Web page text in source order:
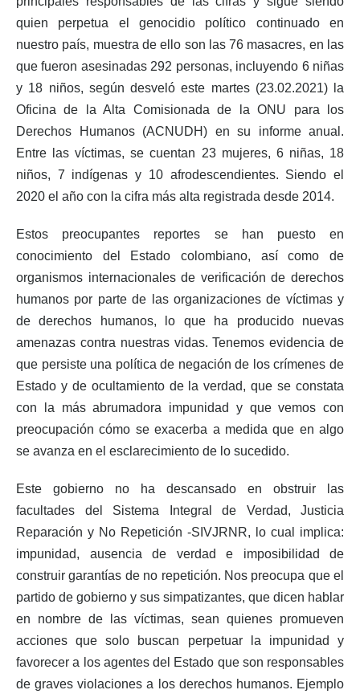
quien perpetua el genocidio político continuado en
nuestro país, muestra de ello son las 76 masacres, en las
que fueron asesinadas 292 personas, incluyendo 6 niñas
y 18 niños, según desveló este martes (23.02.2021) la
Oficina de la Alta Comisionada de la ONU para los
Derechos Humanos (ACNUDH) en su informe anual.
Entre las víctimas, se cuentan 23 mujeres, 6 niñas, 18
niños, 7 indígenas y 10 afrodescendientes. Siendo el
2020 el año con la cifra más alta registrada desde 2014.
Estos preocupantes reportes se han puesto en
conocimiento del Estado colombiano, así como de
organismos internacionales de verificación de derechos
humanos por parte de las organizaciones de víctimas y
de derechos humanos, lo que ha producido nuevas
amenazas contra nuestras vidas. Tenemos evidencia de
que persiste una política de negación de los crímenes de
Estado y de ocultamiento de la verdad, que se constata
con la más abrumadora impunidad y que vemos con
preocupación cómo se exacerba a medida que en algo
se avanza en el esclarecimiento de lo sucedido.
Este gobierno no ha descansado en obstruir las
facultades del Sistema Integral de Verdad, Justicia
Reparación y No Repetición -SIVJRNR, lo cual implica:
impunidad, ausencia de verdad e imposibilidad de
construir garantías de no repetición. Nos preocupa que el
partido de gobierno y sus simpatizantes, que dicen hablar
en nombre de las víctimas, sean quienes promueven
acciones que solo buscan perpetuar la impunidad y
favorecer a los agentes del Estado que son responsables
de graves violaciones a los derechos humanos. Ejemplo